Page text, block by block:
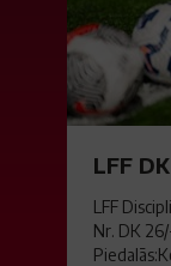
LFF
LFF
Nr. DK